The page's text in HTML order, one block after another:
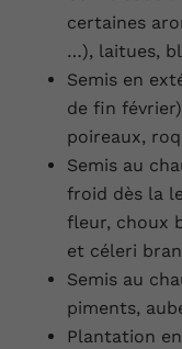
certaines
…), laitues,
Semis en
de fin
poireaux,
Semis au
froid dès la
fleur, choux
et céleri
Semis au
piments,
Plantation